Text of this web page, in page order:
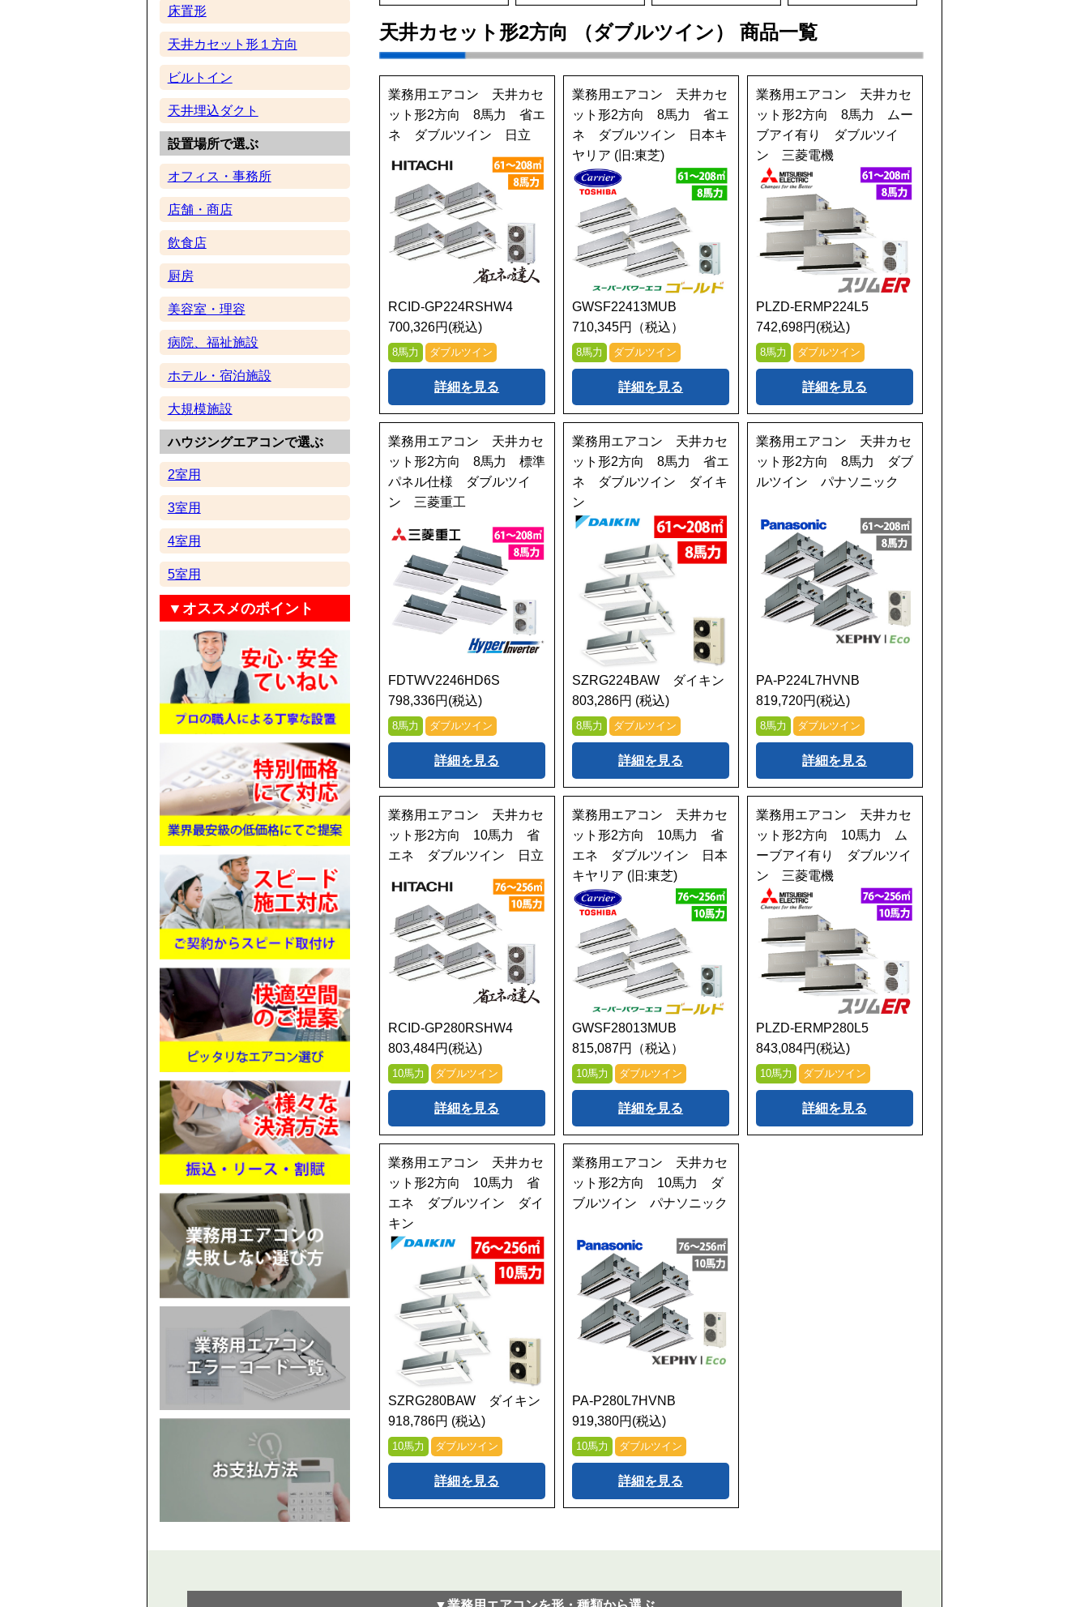
床置形
天井カセット形１方向
ビルトイン
天井埋込ダクト
設置場所で選ぶ
オフィス・事務所
店舗・商店
飲食店
厨房
美容室・理容
病院、福祉施設
ホテル・宿泊施設
大規模施設
ハウジングエアコンで選ぶ
2室用
3室用
4室用
5室用
▼オススメのポイント
天井カセット形2方向 （ダブルツイン） 商品一覧
業務用エアコン 天井カセ
ット形2方向 8馬力 省エ
ネ ダブルツイン 日立
RCID-GP224RSHW4
700,326円(税込)
8馬力 ダブルツイン
詳細を見る
業務用エアコン 天井カセ
ット形2方向 8馬力 省エ
ネ ダブルツイン 日本キ
ヤリア (旧:東芝)
GWSF22413MUB
710,345円（税込）
8馬力 ダブルツイン
詳細を見る
業務用エアコン 天井カセ
ット形2方向 8馬力 ムー
ブアイ有り ダブルツイ
ン 三菱電機
PLZD-ERMP224L5
742,698円(税込)
8馬力 ダブルツイン
詳細を見る
業務用エアコン 天井カセ
ット形2方向 8馬力 標準
パネル仕様 ダブルツイ
ン 三菱重工
FDTWV2246HD6S
798,336円(税込)
8馬力 ダブルツイン
詳細を見る
業務用エアコン 天井カセ
ット形2方向 8馬力 省エ
ネ ダブルツイン ダイキ
ン
SZRG224BAW ダイキン
803,286円 (税込)
8馬力 ダブルツイン
詳細を見る
業務用エアコン 天井カセ
ット形2方向 8馬力 ダブ
ルツイン パナソニック
PA-P224L7HVNB
819,720円(税込)
8馬力 ダブルツイン
詳細を見る
業務用エアコン 天井カセ
ット形2方向 10馬力 省
エネ ダブルツイン 日立
RCID-GP280RSHW4
803,484円(税込)
10馬力 ダブルツイン
詳細を見る
業務用エアコン 天井カセ
ット形2方向 10馬力 省
エネ ダブルツイン 日本
キヤリア (旧:東芝)
GWSF28013MUB
815,087円（税込）
10馬力 ダブルツイン
詳細を見る
業務用エアコン 天井カセ
ット形2方向 10馬力 ム
ーブアイ有り ダブルツイ
ン 三菱電機
PLZD-ERMP280L5
843,084円(税込)
10馬力 ダブルツイン
詳細を見る
業務用エアコン 天井カセ
ット形2方向 10馬力 省
エネ ダブルツイン ダイ
キン
SZRG280BAW ダイキン
918,786円 (税込)
10馬力 ダブルツイン
詳細を見る
業務用エアコン 天井カセ
ット形2方向 10馬力 ダ
ブルツイン パナソニック
PA-P280L7HVNB
919,380円(税込)
10馬力 ダブルツイン
詳細を見る